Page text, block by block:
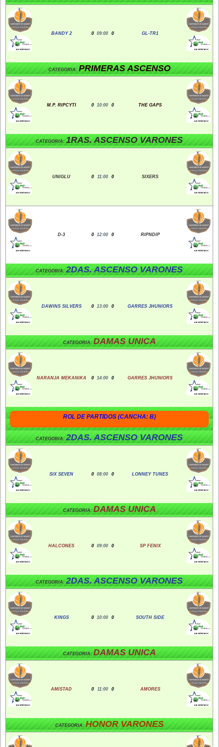
BANDY 2 0 09:00 0 GL-TR1
CATEGORIA: PRIMERAS ASCENSO
M.P. RIPCYTI 0 10:00 0 THE GAPS
CATEGORIA:1RAS. ASCENSO VARONES
UNIGLU 0 11:00 0 SIXERS
D-3 0 12:00 0 RIPNDIP
CATEGORIA:2DAS. ASCENSO VARONES
DAWINS SILVERS 0 13:00 0 GARRES JHUNIORS
CATEGORIA: DAMAS UNICA
NARANJA MEKANIKA 0 14:00 0 GARRES JHUNIORS
ROL DE PARTIDOS (CANCHA: B)
CATEGORIA:2DAS. ASCENSO VARONES
SIX SEVEN 0 08:00 0 LONNEY TUNES
CATEGORIA: DAMAS UNICA
HALCONES 0 09:00 0 SP FENIX
CATEGORIA:2DAS. ASCENSO VARONES
KINGS 0 10:00 0 SOUTH SIDE
CATEGORIA: DAMAS UNICA
AMISTAD 0 11:00 0 AMORES
CATEGORIA: HONOR VARONES